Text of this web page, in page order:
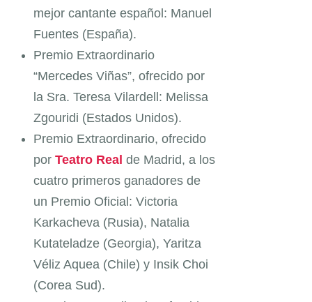
mejor cantante español: Manuel
Fuentes (España).
Premio Extraordinario
“Mercedes Viñas”, ofrecido por
la Sra. Teresa Vilardell: Melissa
Zgouridi (Estados Unidos).
Premio Extraordinario, ofrecido
por Teatro Real de Madrid, a los
cuatro primeros ganadores de
un Premio Oficial: Victoria
Karkacheva (Rusia), Natalia
Kutateladze (Georgia), Yaritza
Véliz Aquea (Chile) y Insik Choi
(Corea Sud).